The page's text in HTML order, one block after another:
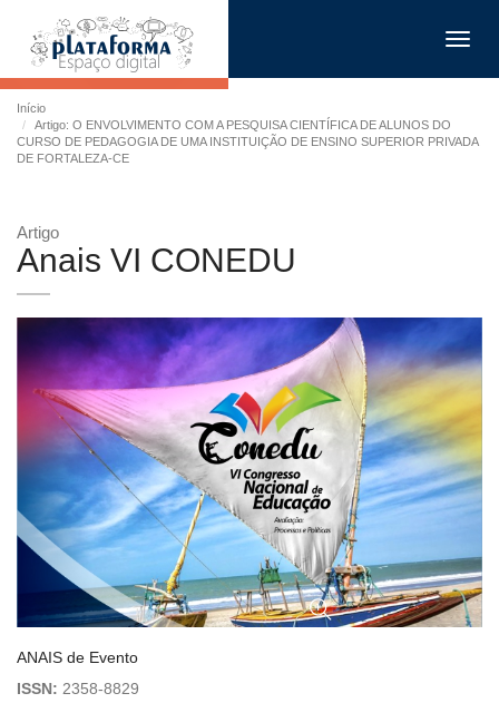
Início
Artigo: O ENVOLVIMENTO COM A PESQUISA CIENTÍFICA DE ALUNOS DO
CURSO DE PEDAGOGIA DE UMA INSTITUIÇÃO DE ENSINO SUPERIOR PRIVADA
DE FORTALEZA-CE
Artigo
Anais VI CONEDU
ANAIS de Evento
ISSN: 2358-8829